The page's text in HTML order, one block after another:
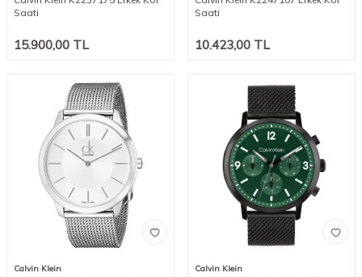
Saati
15.900,00 TL
Saati
10.423,00 TL
Calvin Klein Calvin Klein